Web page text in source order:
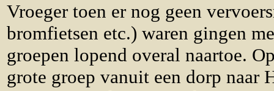
Vroeger toen er nog geen
bromfietsen etc.) waren gingen
groepen lopend overal naartoe.
grote groep vanuit een dorp naar